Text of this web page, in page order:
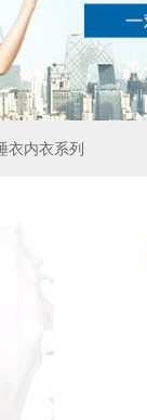
衣内衣系列